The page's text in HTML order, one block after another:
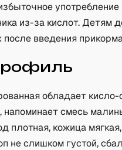
из-за кислот. Детям
введения
обладает
смесь
плотная, кожица
не слишком густой,